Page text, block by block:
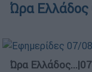
Ώρα
Ώρα Ελλάδος...|